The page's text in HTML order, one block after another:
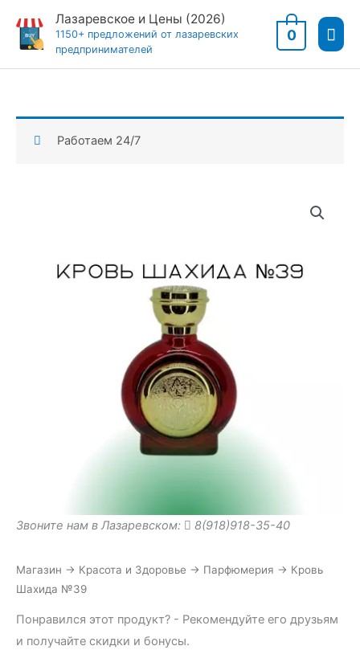
содержимому
Лазаревское и Цены (2026)
1150+ предложений от лазаревских
предпринимателей
0
Работаем 24/7
Звоните нам в Лазаревском: 8(918)918-35-40
Магазин → Красота и Здоровье → Парфюмерия → Кровь
Шахида №39
Понравился этот продукт? - Рекомендуйте его друзьям
и получайте скидки и бонусы.